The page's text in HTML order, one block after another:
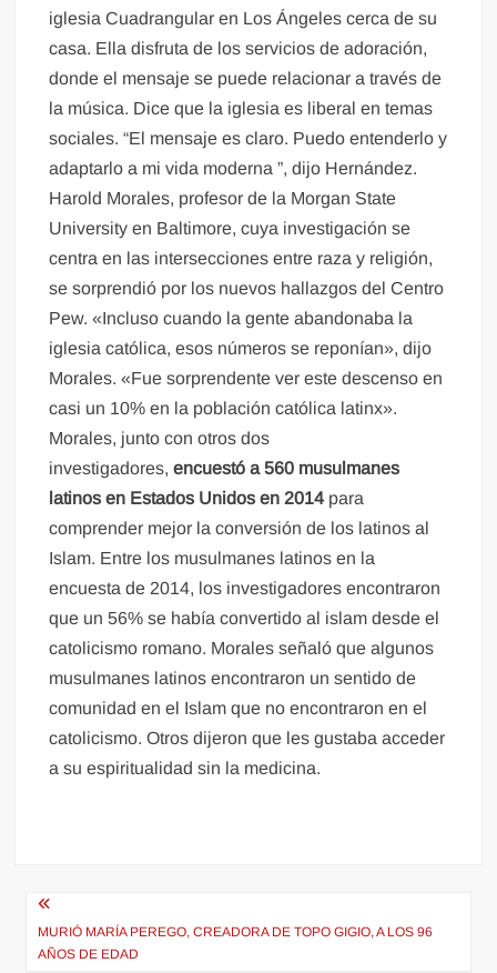
iglesia Cuadrangular en Los Ángeles cerca de su
casa. Ella disfruta de los servicios de adoración,
donde el mensaje se puede relacionar a través de
la música. Dice que la iglesia es liberal en temas
sociales. “El mensaje es claro. Puedo entenderlo y
adaptarlo a mi vida moderna ”, dijo Hernández.
Harold Morales, profesor de la Morgan State
University en Baltimore, cuya investigación se
centra en las intersecciones entre raza y religión,
se sorprendió por los nuevos hallazgos del Centro
Pew. «Incluso cuando la gente abandonaba la
iglesia católica, esos números se reponían», dijo
Morales. «Fue sorprendente ver este descenso en
casi un 10% en la población católica latinx».
Morales, junto con otros dos
investigadores,encuestó a 560 musulmanes
latinos en Estados Unidos en 2014 para
comprender mejor la conversión de los latinos al
Islam. Entre los musulmanes latinos en la
encuesta de 2014, los investigadores encontraron
que un 56% se había convertido al islam desde el
catolicismo romano. Morales señaló que algunos
musulmanes latinos encontraron un sentido de
comunidad en el Islam que no encontraron en el
catolicismo. Otros dijeron que les gustaba acceder
a su espiritualidad sin la medicina.
Navegación
de
MURIÓ MARÍA PEREGO, CREADORA DE TOPO GIGIO, A LOS 96
AÑOS DE EDAD